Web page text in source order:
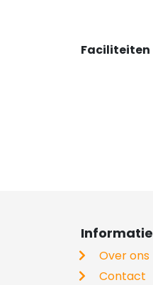
Faciliteiten
Informatie
Over ons
Contact